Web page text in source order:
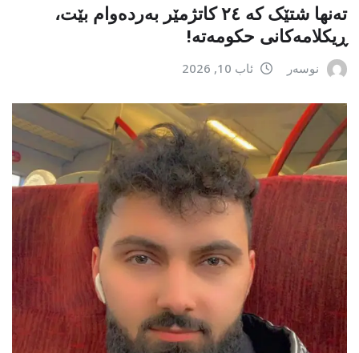
تەنها شتێک کە ٢٤ کاتژمێر بەردەوام بێت،
ڕیکلامەکانی حکومەتە!
نوسەر ئاب 10, 2026